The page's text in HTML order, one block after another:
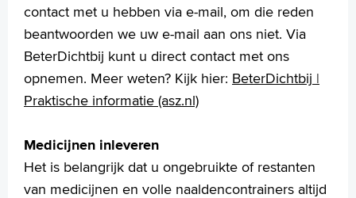
contact met u hebben via e-mail, om die reden
beantwoorden we uw e-mail aan ons niet. Via
BeterDichtbij kunt u direct contact met ons
opnemen. Meer weten? Kijk hier: BeterDichtbij |
Praktische informatie (asz.nl)
Medicijnen inleveren
Het is belangrijk dat u ongebruikte of restanten
van medicijnen en volle naaldencontrainers altijd